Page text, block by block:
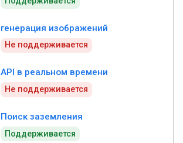
генерация изображений
Не поддерживается
API в реальном времени
Не поддерживается
Поиск заземления
Поддерживается